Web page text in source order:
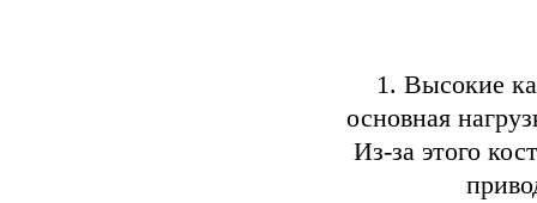
1. Высокие
основная
Из-за этого